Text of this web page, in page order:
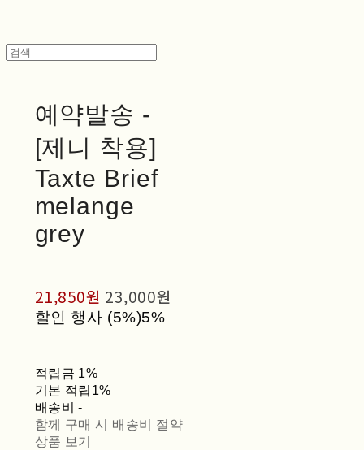
예약발송 -
[제니 착용]
Taxte Brief
melange
grey
21,850원 23,000원
할인 행사 (5%)5%
적립금 1%
기본 적립 1%
배송비-
함께 구매 시 배송비 절약
상품 보기